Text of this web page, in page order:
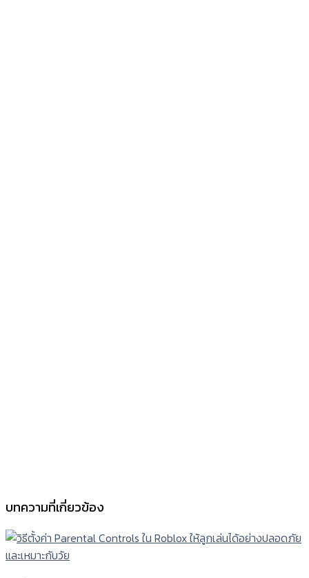
บทความที่เกี่ยวข้อง